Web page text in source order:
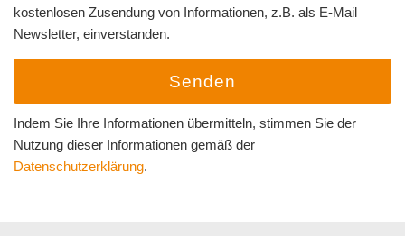
kostenlosen Zusendung von Informationen, z.B. als E-Mail
Newsletter, einverstanden.
Senden
Indem Sie Ihre Informationen übermitteln, stimmen Sie der
Nutzung dieser Informationen gemäß der
Datenschutzerklärung.